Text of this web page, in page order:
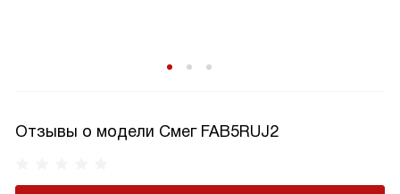
Отзывы о модели Смег FAB5RUJ2